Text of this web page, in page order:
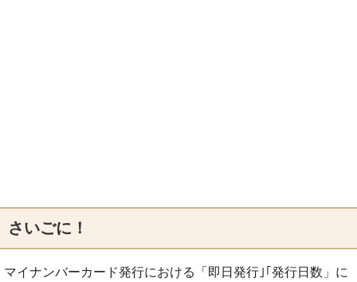
さいごに！
マイナンバーカード発行における「即日発行｣｢発行日数」に